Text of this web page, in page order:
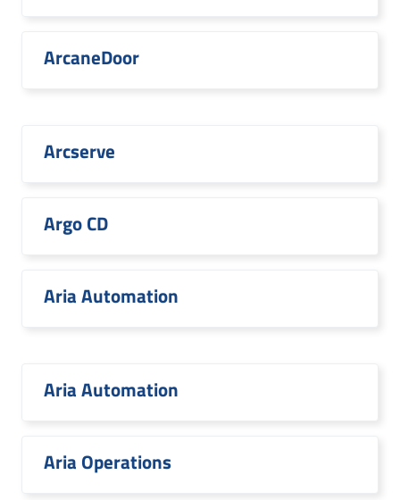
ArcaneDoor
Arcserve
Argo CD
Aria Automation
Aria Automation
Aria Operations